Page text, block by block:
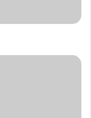
لمینت